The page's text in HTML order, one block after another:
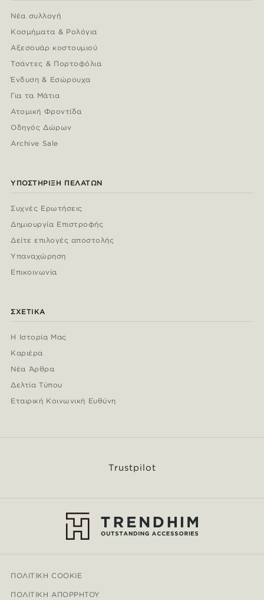
Νέα συλλογή
Κοσμήματα & Ρολόγια
Αξεσουάρ κοστουμιού
Τσάντες & Πορτοφόλια
Ένδυση & Εσώρουχα
Για τα Μάτια
Ατομική Φροντίδα
Οδηγός Δώρων
Archive Sale
ΥΠΟΣΤΉΡΙΞΗ ΠΕΛΑΤΏΝ
Συχνές Ερωτήσεις
Δημιουργία Επιστροφής
Δείτε επιλογές αποστολής
Υπαναχώρηση
Επικοινωνία
ΣΧΕΤΙΚΆ
Η Ιστορία Μας
Καριέρα
Νέα Άρθρα
Δελτία Τύπου
Εταιρική Κοινωνική Ευθύνη
Trustpilot
ΠΟΛΙΤΙΚΉ COOKIE
ΠΟΛΙΤΙΚΉ ΑΠΟΡΡΉΤΟΥ